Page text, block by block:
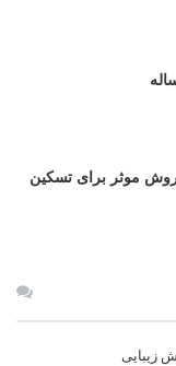
خانگی تاول پا؛ ۱۰ روش موثر برای تسکین
زیبایی